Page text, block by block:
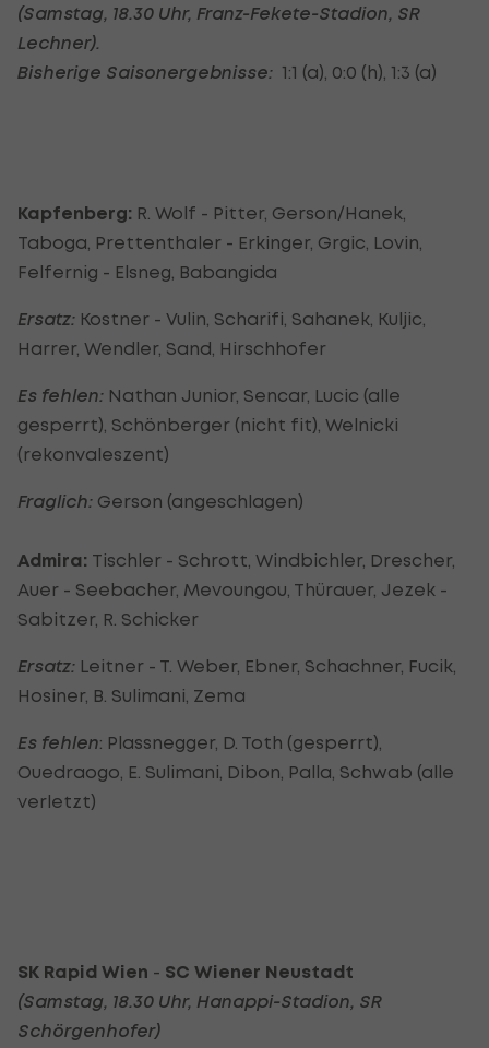
(Samstag, 18.30 Uhr, Franz-Fekete-Stadion, SR
Lechner).
Bisherige Saisonergebnisse: 1:1 (a), 0:0 (h), 1:3 (a)
Kapfenberg: R. Wolf - Pitter, Gerson/Hanek,
Taboga, Prettenthaler - Erkinger, Grgic, Lovin,
Felfernig - Elsneg, Babangida
Ersatz: Kostner - Vulin, Scharifi, Sahanek, Kuljic,
Harrer, Wendler, Sand, Hirschhofer
Es fehlen: Nathan Junior, Sencar, Lucic (alle
gesperrt), Schönberger (nicht fit), Welnicki
(rekonvaleszent)
Fraglich: Gerson (angeschlagen)
Admira: Tischler - Schrott, Windbichler, Drescher,
Auer - Seebacher, Mevoungou, Thürauer, Jezek -
Sabitzer, R. Schicker
Ersatz: Leitner - T. Weber, Ebner, Schachner, Fucik,
Hosiner, B. Sulimani, Zema
Es fehlen: Plassnegger, D. Toth (gesperrt),
Ouedraogo, E. Sulimani, Dibon, Palla, Schwab (alle
verletzt)
SK Rapid Wien - SC Wiener Neustadt
(Samstag, 18.30 Uhr, Hanappi-Stadion, SR
Schörgenhofer)